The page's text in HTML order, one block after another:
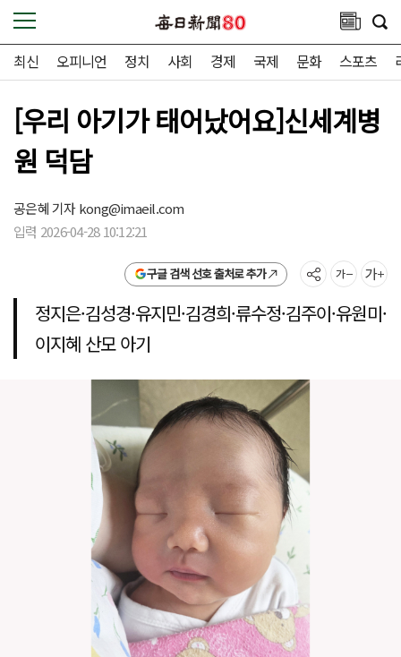
최신 오피니언 정치 사회 경제 국제 문화 스포츠
[우리 아기가 태어났어요]신세계병
원 덕담
공은혜 기자kong@imaeil.com
입력 2026-04-28 10:12:21
구글 검색 선호 출처로 추가
정지은·김성경·유지민·김경희·류수정·김주이·유원미·
이지혜 산모 아기